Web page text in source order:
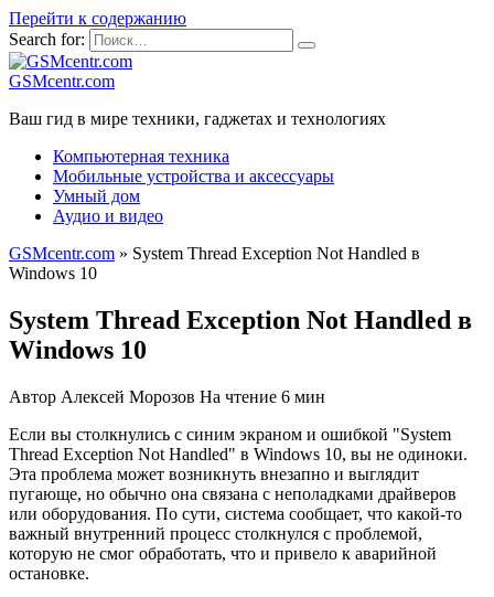
Перейти к содержанию
Search for:
GSMcentr.com
Ваш гид в мире техники, гаджетах и технологиях
Компьютерная техника
Мобильные устройства и аксессуары
Умный дом
Аудио и видео
GSMcentr.com » System Thread Exception Not Handled в
Windows 10
System Thread Exception Not Handled в
Windows 10
Автор Алексей Морозов На чтение 6 мин
Если вы столкнулись с синим экраном и ошибкой "System
Thread Exception Not Handled" в Windows 10, вы не одиноки.
Эта проблема может возникнуть внезапно и выглядит
пугающе, но обычно она связана с неполадками драйверов
или оборудования. По сути, система сообщает, что какой-то
важный внутренний процесс столкнулся с проблемой,
которую не смог обработать, что и привело к аварийной
остановке.